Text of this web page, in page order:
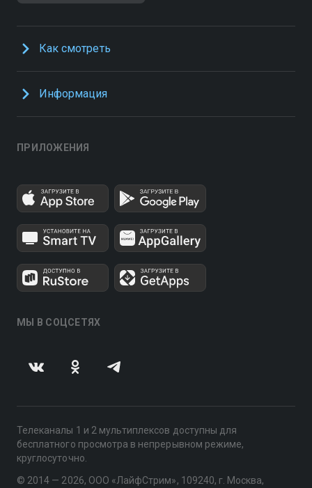
Как смотреть
Информация
ПРИЛОЖЕНИЯ
МЫ В СОЦСЕТЯХ
Телеканалы 1 и 2 мультиплексов доступны для
бесплатного просмотра в непрерывном режиме,
круглосуточно.
© 2014 — 2026, ООО «ЛайфСтрим», 109240, г. Москва,